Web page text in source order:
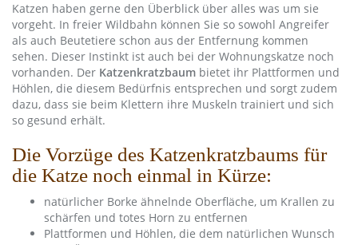
Katzen haben gerne den Überblick über alles was um sie
vorgeht. In freier Wildbahn können Sie so sowohl Angreifer
als auch Beutetiere schon aus der Entfernung kommen
sehen. Dieser Instinkt ist auch bei der Wohnungskatze noch
vorhanden. Der Katzenkratzbaum bietet ihr Plattformen und
Höhlen, die diesem Bedürfnis entsprechen und sorgt zudem
dazu, dass sie beim Klettern ihre Muskeln trainiert und sich
so gesund erhält.
Die Vorzüge des Katzenkratzbaums für
die Katze noch einmal in Kürze:
natürlicher Borke ähnelnde Oberfläche, um Krallen zu
schärfen und totes Horn zu entfernen
Plattformen und Höhlen, die dem natürlichen Wunsch